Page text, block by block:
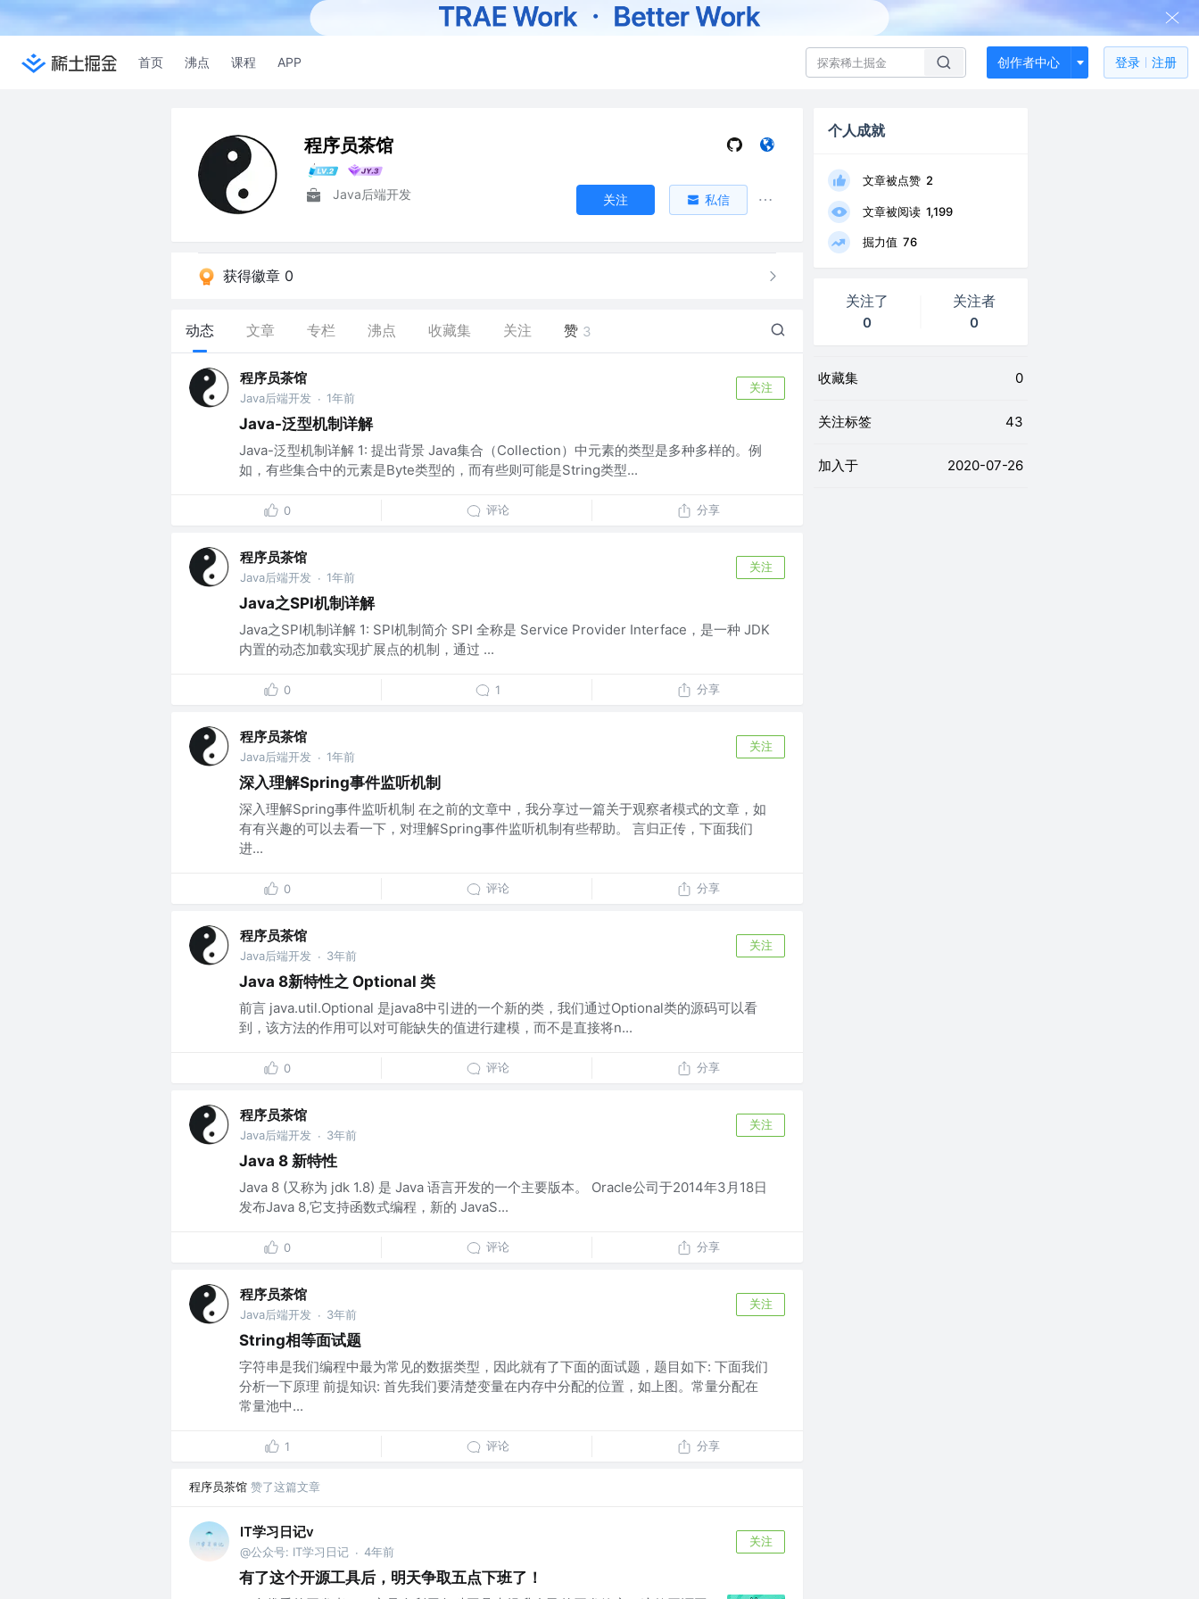
首页 沸点 课程 APP 创作者中心 登录 注册
程序员茶馆
Java后端开发 关注 私信
获得徽章 0
动态 文章 专栏 沸点 收藏集 关注 赞 3
程序员茶馆
Java后端开发 · 1年前
关注
Java-泛型机制详解
Java-泛型机制详解 1: 提出背景 Java集合（Collection）中元素的类型是多种多样的。例
如，有些集合中的元素是Byte类型的，而有些则可能是String类型...
0 评论 分享
程序员茶馆
Java后端开发 · 1年前
关注
Java之SPI机制详解
Java之SPI机制详解 1: SPI机制简介 SPI 全称是 Service Provider Interface，是一种 JDK
内置的动态加载实现扩展点的机制，通过 ...
0 1 分享
程序员茶馆
Java后端开发 · 1年前
关注
深入理解Spring事件监听机制
深入理解Spring事件监听机制 在之前的文章中，我分享过一篇关于观察者模式的文章，如
有有兴趣的可以去看一下，对理解Spring事件监听机制有些帮助。 言归正传，下面我们
进...
0 评论 分享
程序员茶馆
Java后端开发 · 3年前
关注
Java 8新特性之 Optional 类
前言 java.util.Optional 是java8中引进的一个新的类，我们通过Optional类的源码可以看
到，该方法的作用可以对可能缺失的值进行建模，而不是直接将n...
0 评论 分享
程序员茶馆
Java后端开发 · 3年前
关注
Java 8 新特性
Java 8 (又称为 jdk 1.8) 是 Java 语言开发的一个主要版本。 Oracle公司于2014年3月18日
发布Java 8,它支持函数式编程，新的 JavaS...
0 评论 分享
程序员茶馆
Java后端开发 · 3年前
关注
String相等面试题
字符串是我们编程中最为常见的数据类型，因此就有了下面的面试题，题目如下: 下面我们
分析一下原理 前提知识: 首先我们要清楚变量在内存中分配的位置，如上图。常量分配在
常量池中...
1 评论 分享
程序员茶馆 赞了这篇文章
IT学习日记v
@公众号: IT学习日记 · 4年前
关注
有了这个开源工具后，明天争取五点下班了！
个人成就
文章被点赞 2
文章被阅读 1,199
掘力值 76
关注了
0
关注者
0
收藏集 0
关注标签 43
加入于 2020-07-26